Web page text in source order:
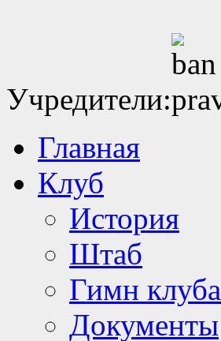
Учредители:
Главная
Клуб
История
Штаб
Гимн клуба
Документы